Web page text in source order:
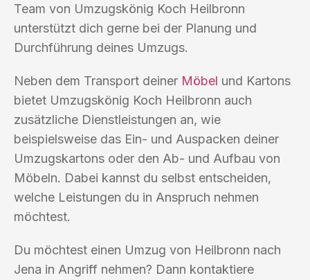
Team von Umzugskönig Koch Heilbronn
unterstützt dich gerne bei der Planung und
Durchführung deines Umzugs.
Neben dem Transport deiner Möbel und Kartons
bietet Umzugskönig Koch Heilbronn auch
zusätzliche Dienstleistungen an, wie
beispielsweise das Ein- und Auspacken deiner
Umzugskartons oder den Ab- und Aufbau von
Möbeln. Dabei kannst du selbst entscheiden,
welche Leistungen du in Anspruch nehmen
möchtest.
Du möchtest einen Umzug von Heilbronn nach
Jena in Angriff nehmen? Dann kontaktiere